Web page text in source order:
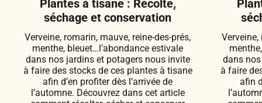
Plantes à tisane : Récolte,
séchage et conservation
Verveine, romarin, mauve, reine-des-prés,
menthe, bleuet…l’abondance estivale
dans nos jardins et potagers nous invite
à faire des stocks de ces plantes à tisane
afin d’en profiter dès l’arrivée de
l’automne. Découvrez dans cet article
Verveine,
dans
à faire
afin